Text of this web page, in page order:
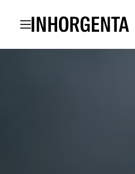
Navigation öffnen